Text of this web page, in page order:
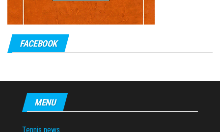
FACEBOOK
MENU
Tennis news